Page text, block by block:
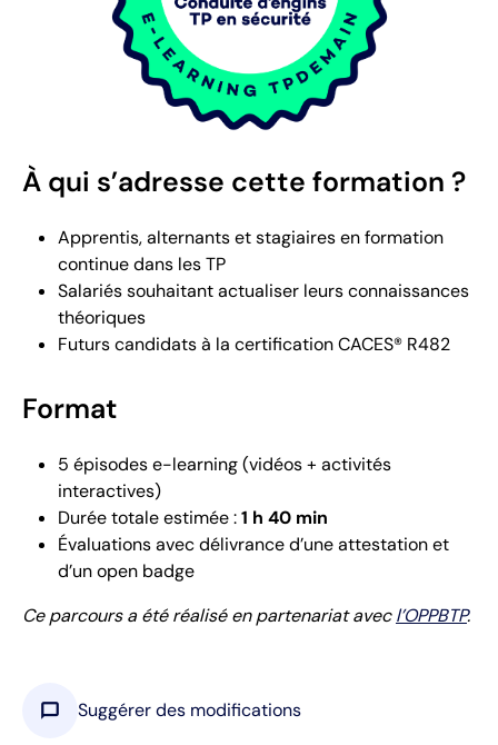
À qui s’adresse cette formation ?
Apprentis, alternants et stagiaires en formation
continue dans les TP
Salariés souhaitant actualiser leurs connaissances
théoriques
Futurs candidats à la certification CACES® R482
Format
5 épisodes e-learning (vidéos + activités
interactives)
Durée totale estimée :1 h 40 min
Évaluations avec délivrance d’une attestation et
d’un open badge
Ce parcours a été réalisé en partenariat avecl’OPPBTP.
chat_bubble Suggérer des modifications